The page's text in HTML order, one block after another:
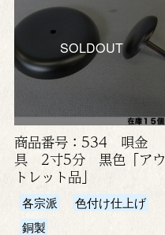
SOLDOUT
商品番号：534 唄金
具 2寸5分 黒色「アウ
トレット品」
各宗派
色付け仕上げ
銅製